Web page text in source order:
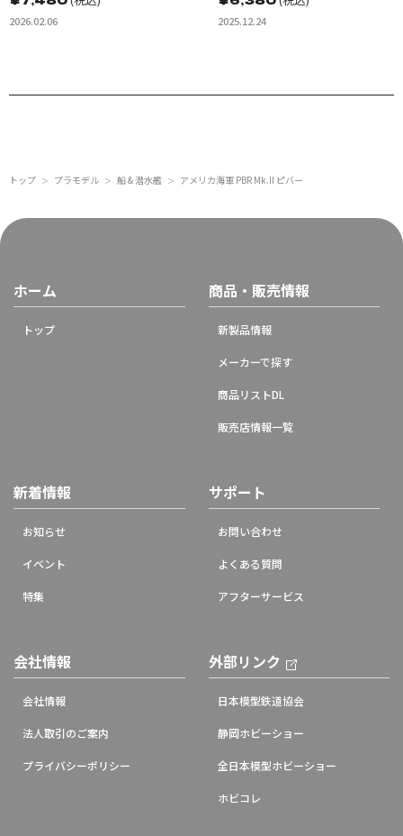
2026.02.06 2025.12.24
トップ ＞ プラモデル ＞ 船 & 潜水艦 ＞ アメリカ海軍 PBR Mk.II ピバー
ホーム
トップ
商品・販売情報
新製品情報
メーカーで探す
商品リストDL
販売店情報一覧
新着情報
お知らせ
イベント
特集
サポート
お問い合わせ
よくある質問
アフターサービス
会社情報
会社情報
法人取引のご案内
プライバシーポリシー
外部リンク
日本模型鉄道協会
静岡ホビーショー
全日本模型ホビーショー
ホビコレ